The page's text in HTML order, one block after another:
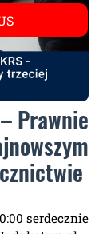
Prawnie
serdecznie